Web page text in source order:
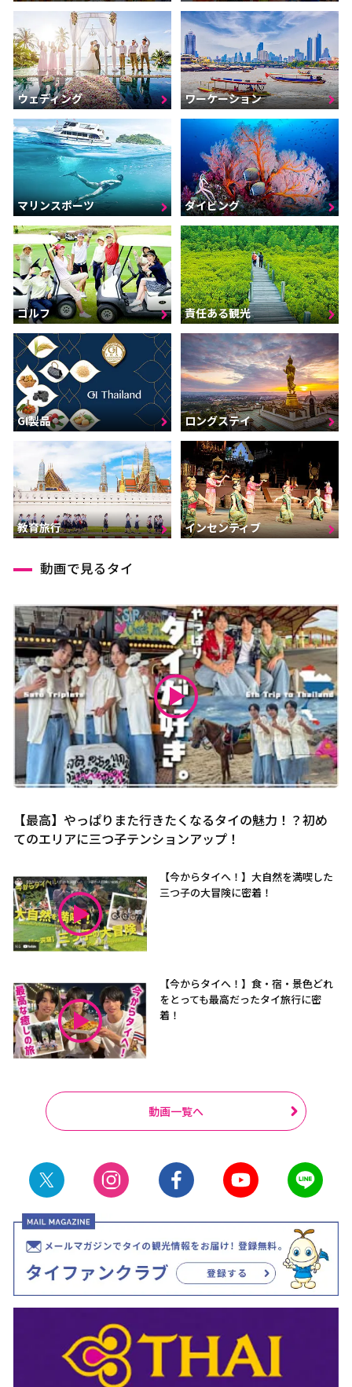
ウェディング ワーケーション
マリンスポーツ ダイビング
ゴルフ 責任ある観光
GI製品 ロングステイ
教育旅行 インセンティブ
動画で見るタイ
【最高】やっぱりまた行きたくなるタイの魅力！？初め
てのエリアに三つ子テンションアップ！
【今からタイへ！】大自然を満喫した
三つ子の大冒険に密着！
【今からタイへ！】食・宿・景色どれ
をとっても最高だったタイ旅行に密
着！
動画一覧へ